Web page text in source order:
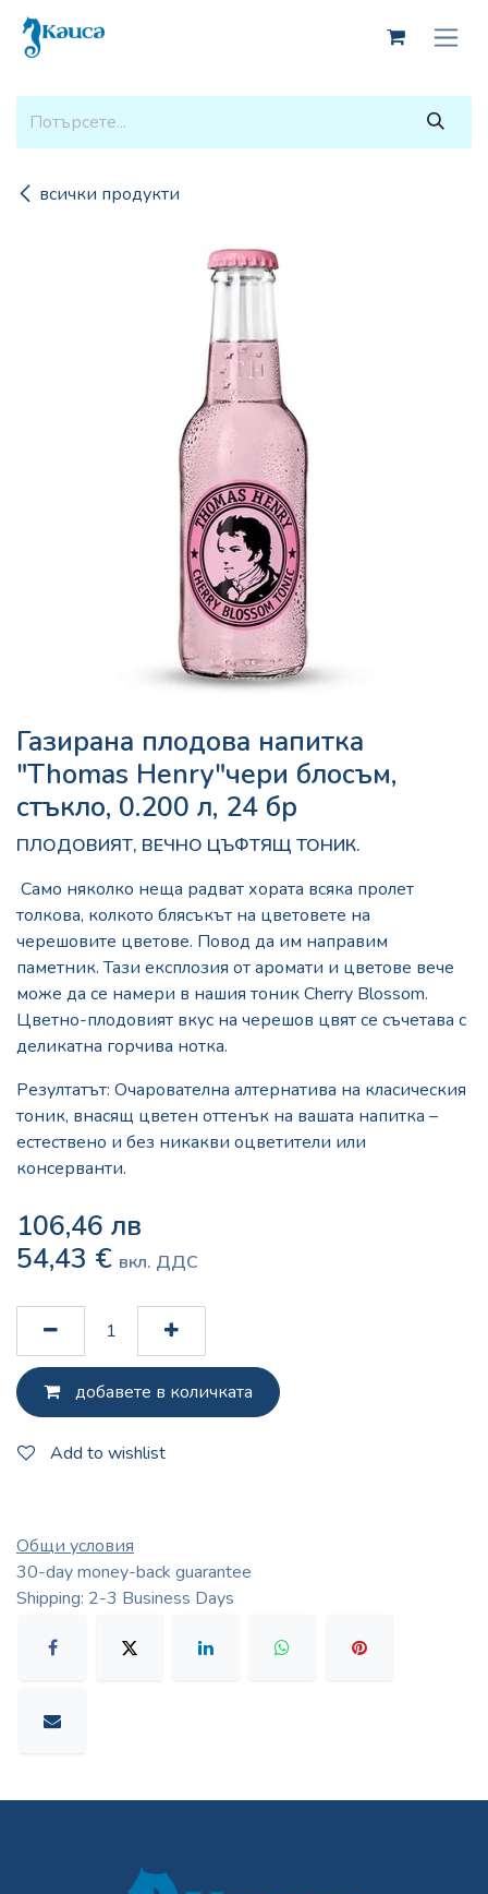
Skip to Content
всички продукти
Газирана плодова напитка
"Thomas Henry"чери блосъм,
стъкло, 0.200 л, 24 бр
ПЛОДОВИЯТ, ВЕЧНО ЦЪФТЯЩ ТОНИК.
Само няколко неща радват хората всяка пролет
толкова, колкото блясъкът на цветовете на
черешовите цветове. Повод да им направим
паметник. Тази експлозия от аромати и цветове вече
може да се намери в нашия тоник Cherry Blossom.
Цветно-плодовият вкус на черешов цвят се съчетава с
деликатна горчива нотка.
Резултатът: Очарователна алтернатива на класическия
тоник, внасящ цветен оттенък на вашата напитка –
естествено и без никакви оцветители или
консерванти.
106,46 лв
54,43 € вкл. ДДС
добавете в количката
Add to wishlist
Общи условия
30-day money-back guarantee
Shipping: 2-3 Business Days